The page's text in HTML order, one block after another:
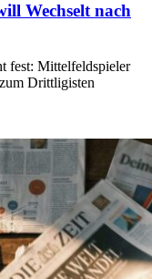
Wechselt nach
fest: Mittelfeldspieler
Drittligisten